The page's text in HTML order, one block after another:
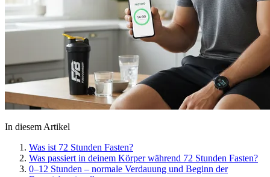
In diesem Artikel
Was ist 72 Stunden Fasten?
Was passiert in deinem Körper während 72 Stunden Fasten?
0–12 Stunden – normale Verdauung und Beginn der